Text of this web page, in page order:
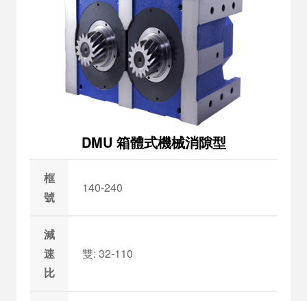
DMU 箱體式機械消隙型
框
號
140-240
減
速
比
雙: 32-110